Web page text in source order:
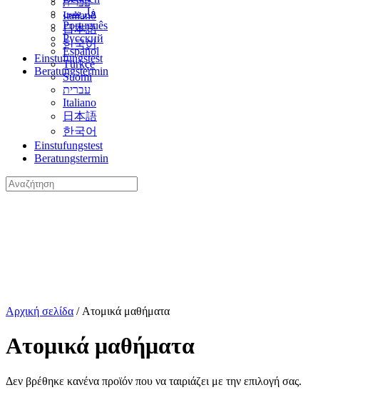
עברית
Italiano
日本語
한국어
Einstufungstest
Beratungstermin
فارسی
Português
Русский
Español
Türkçe
Suomi
עברית
Italiano
日本語
한국어
Einstufungstest
Beratungstermin
Αναζήτηση
για:
Αρχική σελίδα / Ατομικά μαθήματα
Ατομικά μαθήματα
Δεν βρέθηκε κανένα προϊόν που να ταιριάζει με την επιλογή σας.